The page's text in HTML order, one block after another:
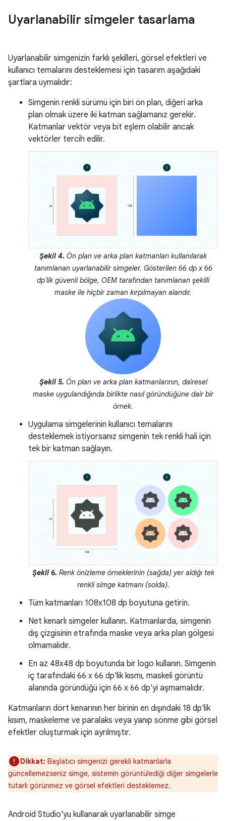
Uyarlanabilir simgeler tasarlama
Uyarlanabilir simgenizin farklı şekilleri, görsel efektleri ve
kullanıcı temalarını desteklemesi için tasarım aşağıdaki
şartlara uymalıdır:
Simgenin renkli sürümü için biri ön plan, diğeri arka
plan olmak üzere iki katman sağlamanız gerekir.
Katmanlar vektör veya bit eşlem olabilir ancak
vektörler tercih edilir.
Şekil 4. Ön plan ve arka plan katmanları kullanılarak
tanımlanan uyarlanabilir simgeler. Gösterilen 66 dp x 66
dp'likgüvenli bölge, OEM tarafından tanımlanan şekilli
maske ile hiçbir zaman kırpılmayan alandır.
Şekil 5. Ön plan ve arka plan katmanlarının, dairesel
maske uygulandığında birlikte nasıl göründüğüne dair bir
örnek.
Uygulama simgelerinin kullanıcı temalarını
desteklemek istiyorsanız simgenin tek renkli hali için
tek bir katman sağlayın.
Şekil 6. Renk önizleme örneklerinin (sağda) yer aldığı tek
renkli simge katmanı (solda).
Tüm katmanları 108x108 dp boyutuna getirin.
Net kenarlı simgeler kullanın. Katmanlarda, simgenin
dış çizgisinin etrafında maske veya arka plan gölgesi
olmamalıdır.
En az 48x48 dp boyutunda bir logo kullanın. Simgenin
iç tarafındaki 66 x 66 dp'lik kısmı, maskeli görüntü
alanında göründüğü için 66 x 66 dp'yi aşmamalıdır.
Katmanların dört kenarının her birinin en dışındaki 18 dp'lik
kısım, maskeleme ve paralaks veya yanıp sönme gibi görsel
efektler oluşturmak için ayrılmıştır.
Dikkat: Başlatıcı simgenizi gerekli katmanlarla
güncellemezseniz simge, sistemin görüntülediği diğer simgelerle
tutarlı görünmez ve görsel efektleri desteklemez.
Android Studio'yu kullanarak uyarlanabilir simge